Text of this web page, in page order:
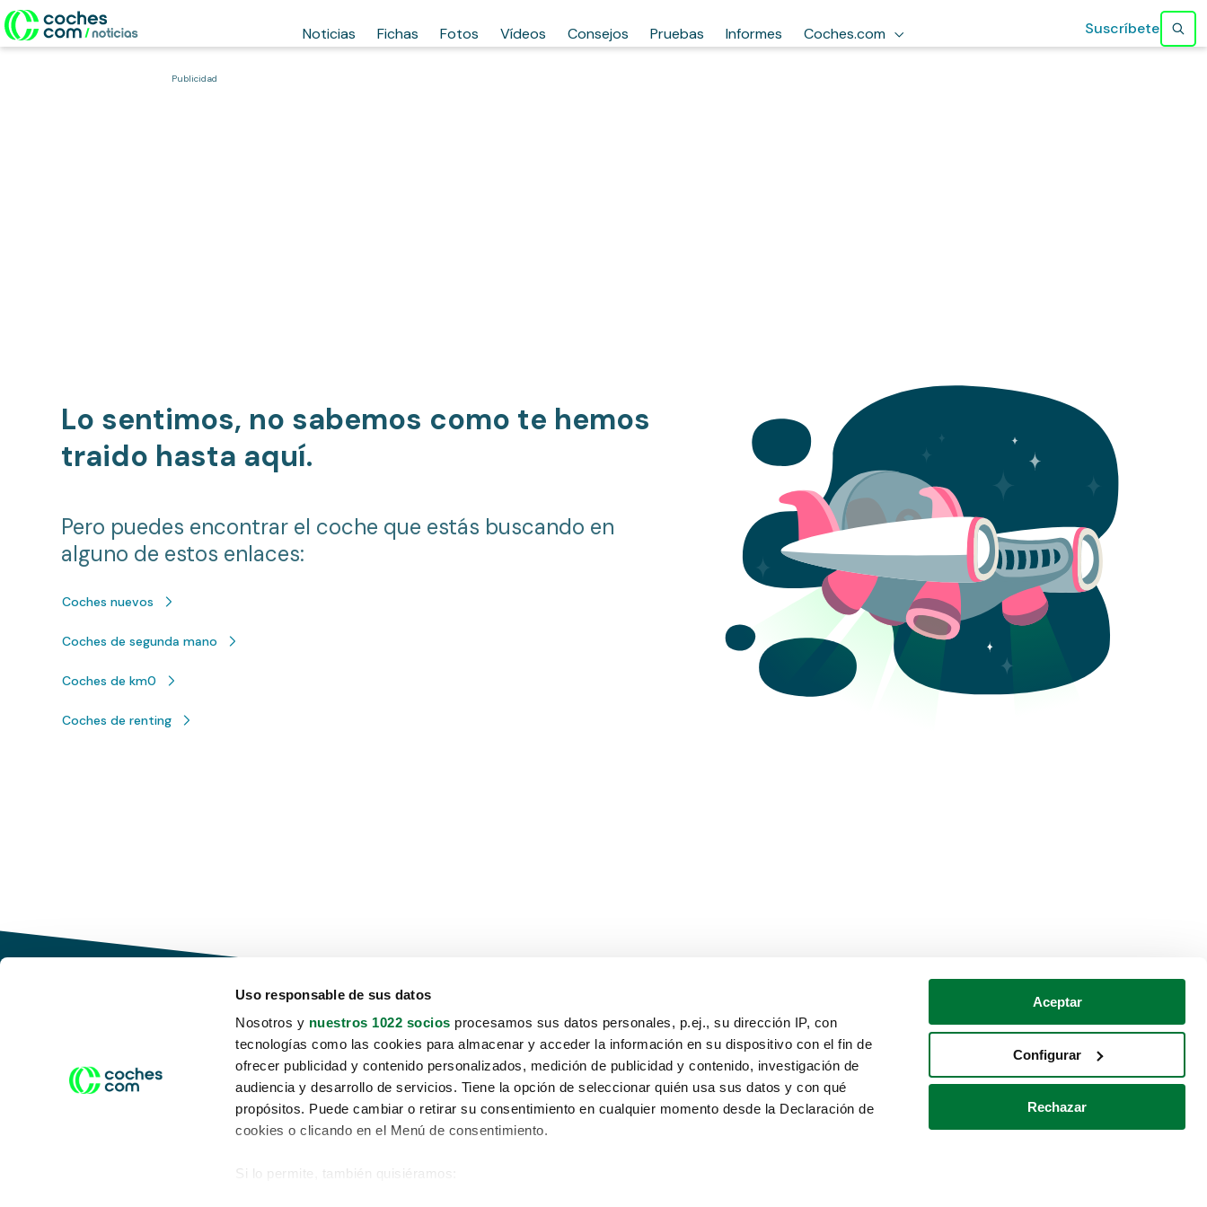
Uso responsable de sus datos
Nosotros y nuestros 1022 socios procesamos sus datos personales, p.ej., su dirección IP, con
tecnologías como las cookies para almacenar y acceder la información en su dispositivo con el fin de
ofrecer publicidad y contenido personalizados, medición de publicidad y contenido, investigación de
audiencia y desarrollo de servicios. Tiene la opción de seleccionar quién usa sus datos y con qué
propósitos. Puede cambiar o retirar su consentimiento en cualquier momento desde la Declaración de
cookies o clicando en el Menú de consentimiento.
Si lo permite, también quisiéramos:
Aceptar
Configurar
Rechazar
Noticias Fichas Fotos Vídeos Consejos Pruebas Informes Coches.com Suscríbete
Publicidad
Lo sentimos, no sabemos como te hemos
traido hasta aquí.
Pero puedes encontrar el coche que estás buscando en
alguno de estos enlaces:
Coches nuevos
Coches de segunda mano
Coches de km0
Coches de renting
Conduce tu futuro,
desata tu movilidad